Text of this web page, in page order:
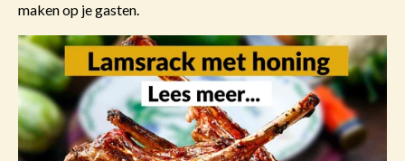
maken op je gasten.